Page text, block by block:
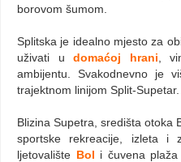
borovom šumom.
Splitska je idealno mjesto za
uživati udomaćoj hrani ,
ambijentu. Svakodnevno je
trajektnom linijom Split-Supetar.
Blizina Supetra, središta otoka
sportske rekreacije, izleta i
ljetovalište Bol i čuvena plaža